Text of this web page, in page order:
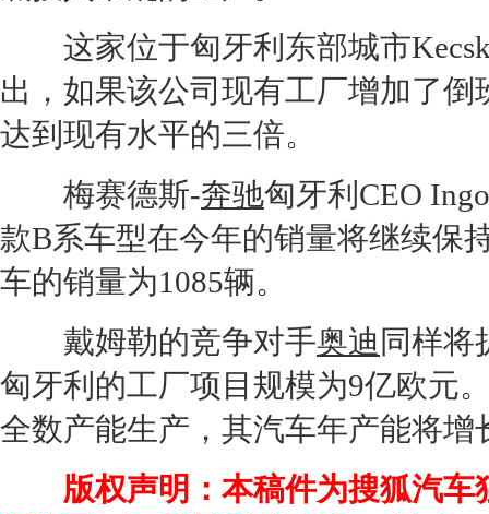
这家位于匈牙利东部城市
出，如果该公司现有工厂增加了倒
达到现有水平的三倍。
梅赛德斯-奔驰匈牙利CEO
款B系车型在今年的销量将继续保
车的销量为1085辆。
戴姆勒的竞争对手奥迪 同样将
匈牙利的工厂项目规模为9亿欧元
全数产能生产，其汽车年产能将增
版权声明：本稿件为搜狐汽